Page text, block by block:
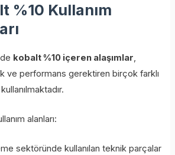
%10 Kullanım
kobalt %10 içeren alaşımlar,
ve performans gerektiren birçok farklı
alanları:
sektöründe kullanılan teknik parçalar